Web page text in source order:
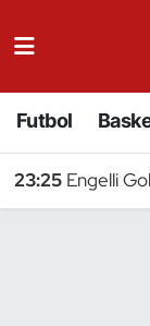
Futbol
23:25 Engelli